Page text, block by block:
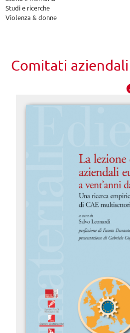
Studi e ricerche
Violenza & donne
Comitati